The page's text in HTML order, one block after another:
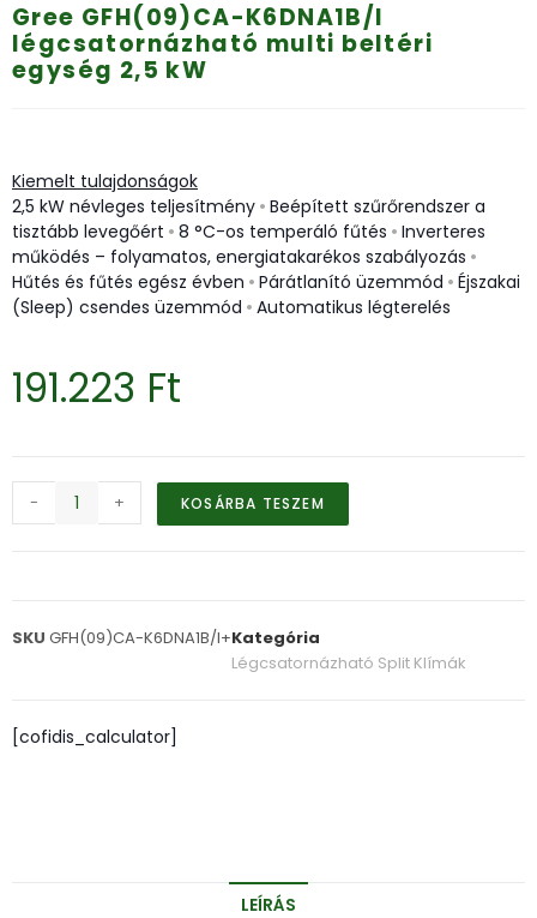
Gree GFH(09)CA-K6DNA1B/I
légcsatornázható multi beltéri
egység 2,5 kW
Kiemelt tulajdonságok
2,5 kW névleges teljesítmény • Beépített szűrőrendszer a
tisztább levegőért • 8 °C-os temperáló fűtés • Inverteres
működés – folyamatos, energiatakarékos szabályozás •
Hűtés és fűtés egész évben • Párátlanító üzemmód • Éjszakai
(Sleep) csendes üzemmód • Automatikus légterelés
191.223 Ft
- + KOSÁRBA TESZEM
SKU GFH(09)CA-K6DNA1B/I+Kategória
Légcsatornázható Split Klímák
[cofidis_calculator]
LEÍRÁS